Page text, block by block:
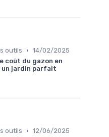
outils • 14/02/2025
coût du gazon en
un jardin parfait
outils • 12/06/2025